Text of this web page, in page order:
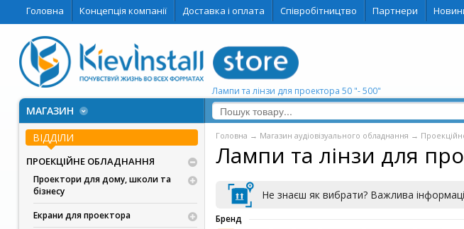
Головна Концепція компанії Доставка і оплата Співробітництво Партнери
МАГАЗИН
Лампи та лінзи для проектора 50 "- 500"
ВІДДІЛИ
ПРОЕКЦІЙНЕ ОБЛАДНАННЯ
Проектори для дому, школи та
бізнесу
Екрани для проектора
Головна → Магазин аудіовізуального обладнання →
Лампи та лінзи для
Не знаєш як вибрати? Важлива
Бренд